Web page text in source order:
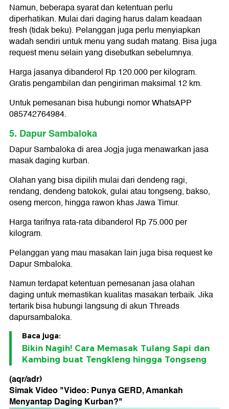
Namun, beberapa syarat dan ketentuan perlu
diperhatikan. Mulai dari daging harus dalam keadaan
fresh (tidak beku). Pelanggan juga perlu menyiapkan
wadah sendiri untuk menu yang sudah matang. Bisa juga
request menu selain yang disebutkan sebelumnya.
Harga jasanya dibanderol Rp 120.000 per kilogram.
Gratis pengambilan dan pengiriman maksimal 12 km.
Untuk pemesanan bisa hubungi nomor WhatsAPP
085742764984.
5. Dapur Sambaloka
Dapur Sambaloka di area Jogja juga menawarkan jasa
masak daging kurban.
Olahan yang bisa dipilih mulai dari dendeng ragi,
rendang, dendeng batokok, gulai atau tongseng, bakso,
oseng mercon, hingga rawon khas Jawa Timur.
Harga tarifnya rata-rata dibanderol Rp 75.000 per
kilogram.
Pelanggan yang mau masakan lain juga bisa request ke
Dapur Smbaloka.
Namun terdapat ketentuan pemesanan jasa olahan
daging untuk memastikan kualitas masakan terbaik. Jika
tertarik bisa hubungi langsung di akun Threads
dapursambaloka.
Baca juga:
Bikin Nagih! Cara Memasak Tulang Sapi dan
Kambing buat Tengkleng hingga Tongseng
(aqr/adr)
Simak Video "Video: Punya GERD, Amankah
Menyantap Daging Kurban?"